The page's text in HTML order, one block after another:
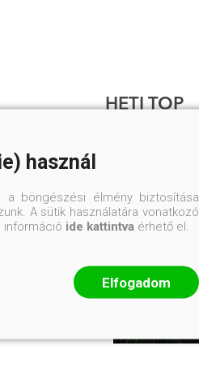
HETI TOP
használ
a böngészési élmény biztosítása
A sütik használatára vonatkozó
információ ide kattintva érhető el.
Elfogadom